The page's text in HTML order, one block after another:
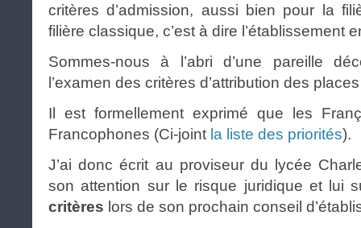
critères d’admission, aussi bien pour la
filière classique, c’est à dire l’établissement
Sommes-nous à l’abri d’une pareille
l’examen des critères d’attribution des
Il est formellement exprimé que les
Francophones (Ci-joint la liste des priorités).
J’ai donc écrit au proviseur du lycée
son attention sur le risque juridique et lui
critères lors de son prochain conseil